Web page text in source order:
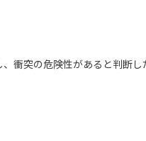
衝突の危険性があると判断